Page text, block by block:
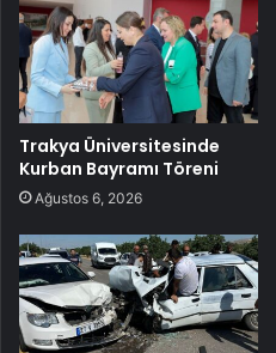
Trakya Üniversitesinde
Kurban Bayramı Töreni
Ağustos 6, 2026